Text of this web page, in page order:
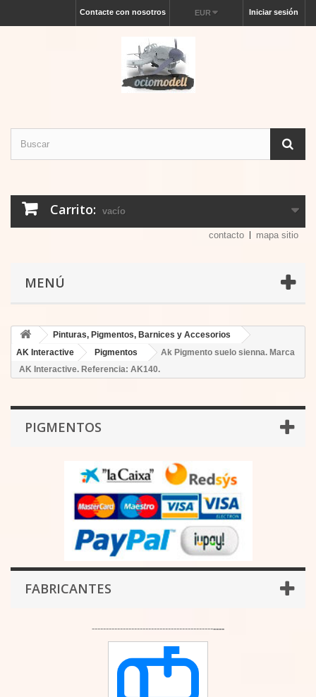
Iniciar sesión
EUR
Contacte con nosotros
Carrito: vacío
contacto mapa sitio
MENÚ
Pinturas, Pigmentos, Barnices y Accesorios
AK Interactive
Pigmentos
Ak Pigmento suelo sienna. Marca
AK Interactive. Referencia: AK140.
PIGMENTOS
FABRICANTES
-----------------------------------------------